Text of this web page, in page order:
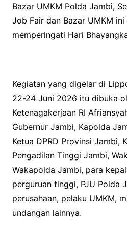
Bazar UMKM Polda Jambi,
Job Fair dan Bazar UMKM
memperingati Hari
Kegiatan yang digelar di
22-24 Juni 2026 itu dibuka
Ketenagakerjaan RI
Gubernur Jambi, Kapolda
Ketua DPRD Provinsi Jambi,
Pengadilan Tinggi Jambi,
Wakapolda Jambi, para
perguruan tinggi, PJU Polda
perusahaan, pelaku UMKM,
undangan lainnya.